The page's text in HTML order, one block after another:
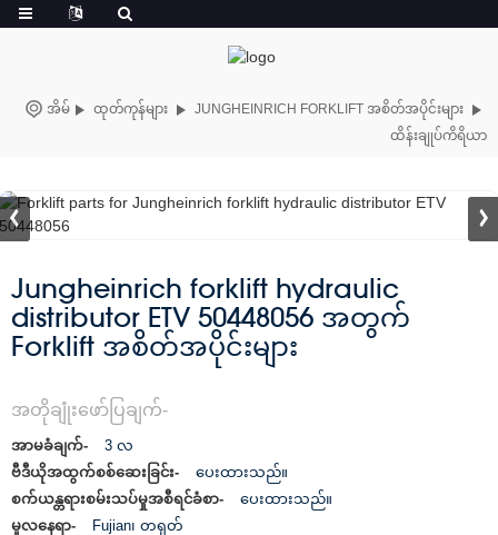
အိမ် ထုတ်ကုန်များ
JUNGHEINRICH FORKLIFT အစိတ်အပိုင်းများ
ထိန်းချုပ်ကိရိယာ
Jungheinrich forklift hydraulic
distributor ETV 50448056 အတွက်
Forklift အစိတ်အပိုင်းများ
အတိုချုံးဖော်ပြချက်-
အာမခံချက်-
3 လ
ဗီဒီယိုအထွက်စစ်ဆေးခြင်း-
ပေးထားသည်။
စက်ယန္တရားစမ်းသပ်မှုအစီရင်ခံစာ-
ပေးထားသည်။
မူလနေရာ-
Fujian၊ တရုတ်